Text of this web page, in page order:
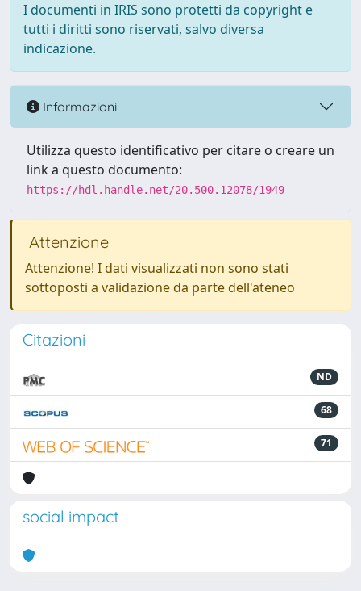
I documenti in IRIS sono protetti da copyright e
tutti i diritti sono riservati, salvo diversa
indicazione.
Informazioni
Utilizza questo identificativo per citare o creare un
link a questo documento:
https://hdl.handle.net/20.500.12078/1949
Attenzione
Attenzione! I dati visualizzati non sono stati
sottoposti a validazione da parte dell'ateneo
Citazioni
ND
68
71
social impact